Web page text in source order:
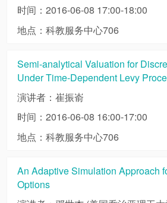
时间：2016-06-08 17:00-18:00
地点：科教服务中心706
Semi-analytical Valuation for
Under Time-Dependent Levy
演讲者：崔振嵛
时间：2016-06-08 16:00-17:00
地点：科教服务中心706
An Adaptive Simulation Approach
Options